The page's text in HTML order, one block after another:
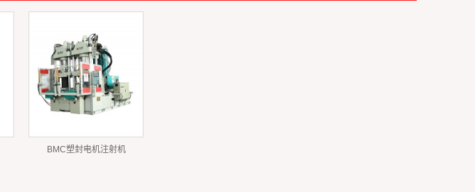
BMC塑封电机注射机